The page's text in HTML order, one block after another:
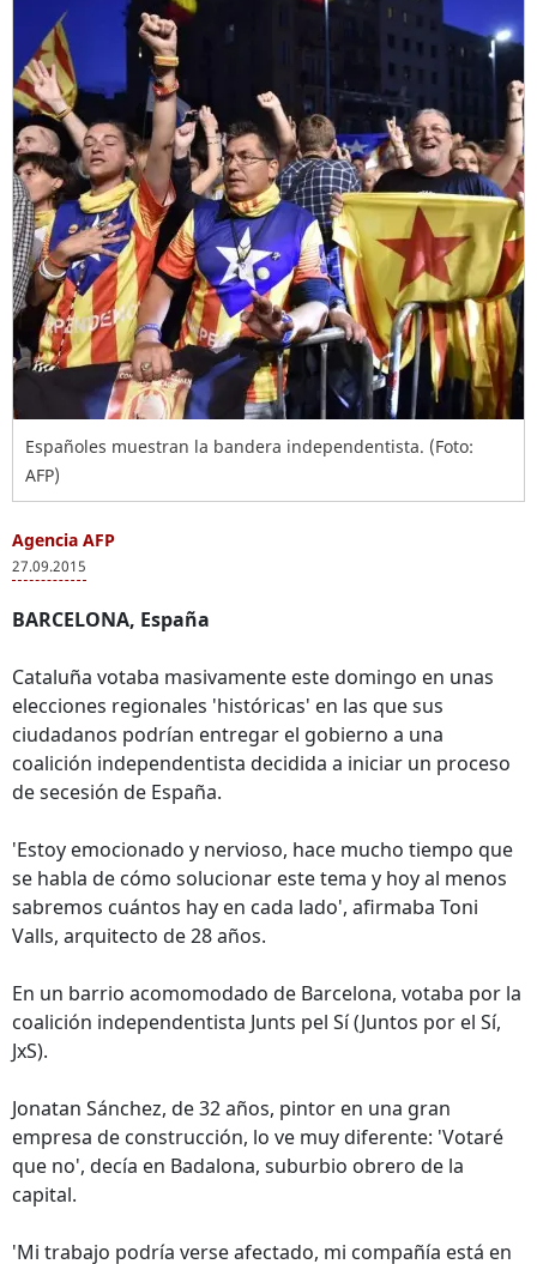
Españoles muestran la bandera independentista. (Foto:
AFP)
Agencia AFP
27.09.2015
BARCELONA, España
Cataluña votaba masivamente este domingo en unas
elecciones regionales 'históricas' en las que sus
ciudadanos podrían entregar el gobierno a una
coalición independentista decidida a iniciar un proceso
de secesión de España.
'Estoy emocionado y nervioso, hace mucho tiempo que
se habla de cómo solucionar este tema y hoy al menos
sabremos cuántos hay en cada lado', afirmaba Toni
Valls, arquitecto de 28 años.
En un barrio acomomodado de Barcelona, votaba por la
coalición independentista Junts pel Sí (Juntos por el Sí,
JxS).
Jonatan Sánchez, de 32 años, pintor en una gran
empresa de construcción, lo ve muy diferente: 'Votaré
que no', decía en Badalona, suburbio obrero de la
capital.
'Mi trabajo podría verse afectado, mi compañía está en